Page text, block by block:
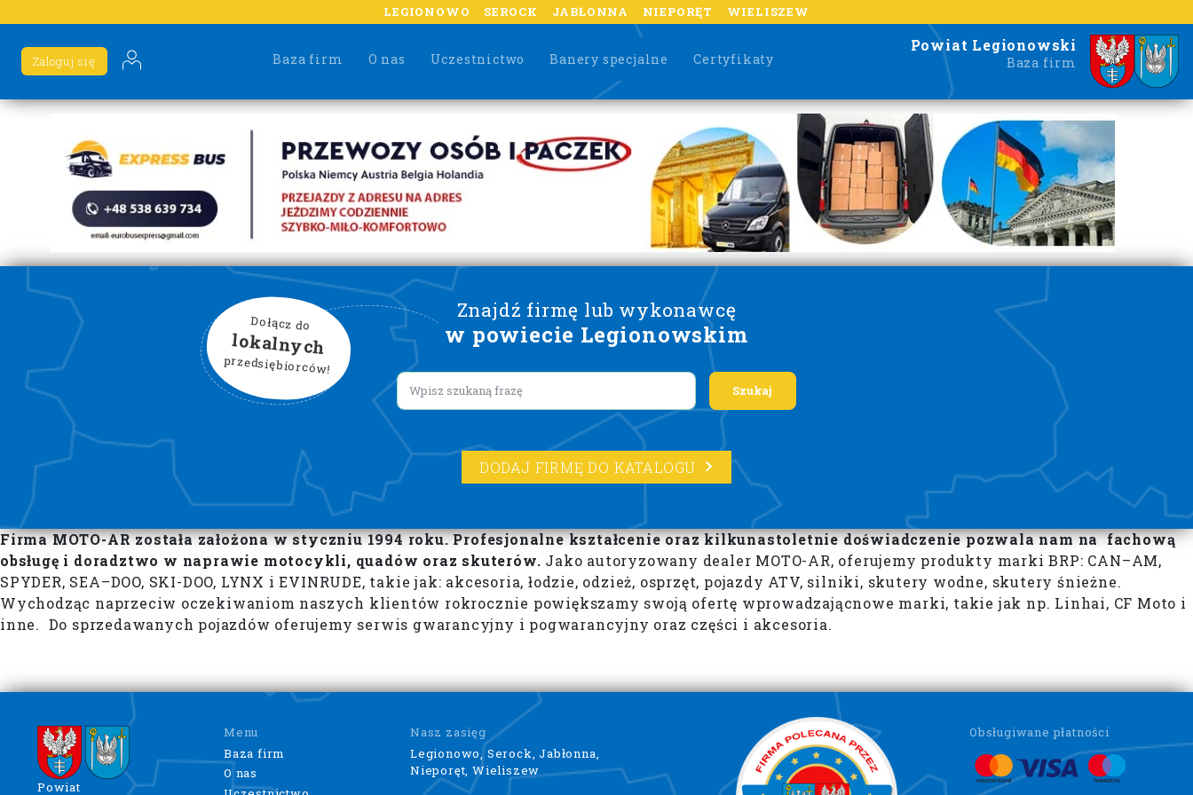
LEGIONOWO SEROCK JABŁONNA NIEPORĘT WIELISZEW
Baza firm O nas Uczestnictwo Banery specjalne Certyfikaty
Zaloguj się
Powiat Legionowski
Baza firm
Znajdź firmę lub wykonawcę
w powiecie Legionowskim
Dołącz do
lokalnych
przedsiębiorców!
Lorem ipsum
DODAJ FIRMĘ DO KATALOGU
Firma MOTO-AR została założona w styczniu 1994 roku. Profesjonalne kształcenie oraz kilkunastoletnie doświadczenie pozwala nam na fachową
obsługę i doradztwo w naprawie motocykli, quadów oraz skuterów. Jako autoryzowany dealer MOTO-AR, oferujemy produkty marki BRP: CAN–AM,
SPYDER, SEA–DOO, SKI-DOO, LYNX i EVINRUDE, takie jak: akcesoria, łodzie, odzież, osprzęt, pojazdy ATV, silniki, skutery wodne, skutery śnieżne.
Wychodząc naprzeciw oczekiwaniom naszych klientów rokrocznie powiększamy swoją ofertę wprowadzającnowe marki, takie jak np. Linhai, CF Moto i
inne. Do sprzedawanych pojazdów oferujemy serwis gwarancyjny i pogwarancyjny oraz części i akcesoria.
Powiat
Menu
Baza firm
O nas
Nasz zasięg
Legionowo, Serock, Jabłonna,
Nieporęt, Wieliszew
Obsługiwane płatności